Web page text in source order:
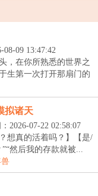
08-09 13:47:42
，在你所熟悉的世界之
生第一次打开那扇门的
拟诸天
2026-07-22 02:58:07
想真的活着吗？】【是/
然后我的存款就被...